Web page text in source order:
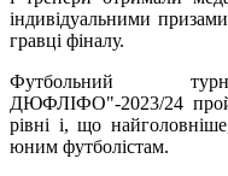
індивідуальними
гравці фіналу.
Футбольний
ДЮФЛІФО"-2023/24
рівні і, що
юним футболістам.